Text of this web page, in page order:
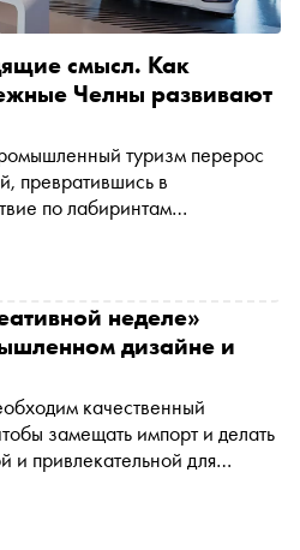
смысл. Как
Челны развивают
туризм перерос
превратившись в
по лабиринтам
«первенец» 1976 года
обрести новую
на промышленной
о том, как за тоннами
и почему заводская
туристическим трендом
неделе»
дизайне и
качественный
замещать импорт и делать
и привлекательной для
оборудования,